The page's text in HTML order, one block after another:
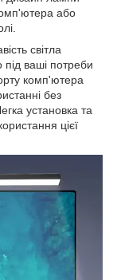
або
світла
під ваші потреби
комп'ютера
без
установка та
цієї